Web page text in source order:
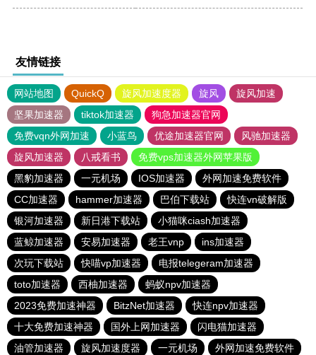
友情链接
网站地图 QuickQ 旋风加速度器 旋风
旋风加速
坚果加速器
tiktok加速器
狗急加速器官网
免费vqn外网加速
小蓝鸟 优途加速器官网
风驰加速器
旋风加速器
八戒看书
免费vps加速器外网苹果版
黑豹加速器
一元机场 IOS加速器
外网加速免费软件
CC加速器
hammer加速器 巴伯下载站
快连vn破解版
银河加速器
新日港下载站
小猫咪ciash加速器
蓝鲸加速器
安易加速器 老王vnp
ins加速器
次玩下载站
快喵vp加速器
电报telegeram加速器
toto加速器
西柚加速器
蚂蚁npv加速器
2023免费加速神器
BitzNet加速器
快连npv加速器
十大免费加速神器
国外上网加速器
闪电猫加速器
油管加速器
旋风加速度器 一元机场 外网加速免费软件